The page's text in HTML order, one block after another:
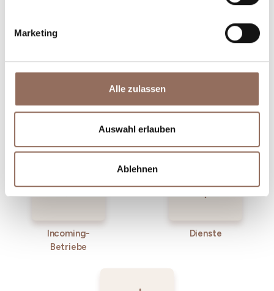
Marketing
Alle zulassen
Auswahl erlauben
Ablehnen
Unterkünfte
Essen und
Incoming-
Betriebe
Dienste